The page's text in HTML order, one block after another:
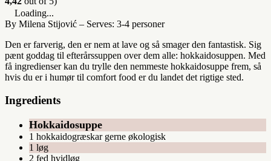
Loading...
By Milena Stijović – Serves: 3-4 personer
Den er farverig, den er nem at lave og så smager den fantastisk. Sig
pænt goddag til efterårssuppen over dem alle: hokkaidosuppen. Med
få ingredienser kan du trylle den nemmeste hokkaidosuppe frem, så
hvis du er i humør til comfort food er du landet det rigtige sted.
Ingredients
Hokkaidosuppe
1 hokkaidogræskar gerne økologisk
1 løg
2 fed hvidløg